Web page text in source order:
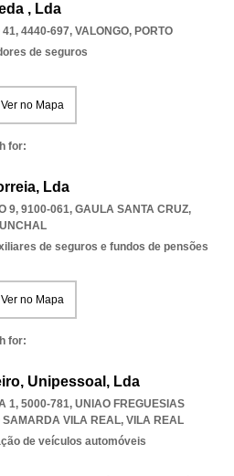
, Lda
41, 4440-697, VALONGO, PORTO
de seguros
Ver no Mapa
for:
Lda
9, 9100-061, GAULA SANTA CRUZ,
de seguros e fundos de pensões
Ver no Mapa
for:
Unipessoal, Lda
1, 5000-781, UNIAO FREGUESIAS
SAMARDA VILA REAL, VILA REAL
de veículos automóveis